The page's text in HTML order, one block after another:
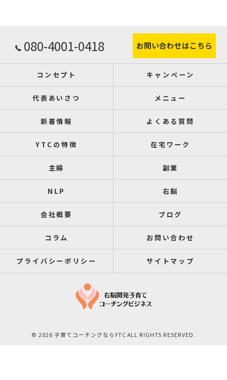
080-4001-0418 お問い合わせはこちら
コンセプト キャンペーン
代表あいさつ メニュー
新着情報 よくある質問
YTCの特徴 在宅ワーク
主婦 副業
NLP 右脳
会社概要 ブログ
コラム お問い合わせ
プライバシーポリシー サイトマップ
© 2026 子育てコーチングならYTC ALL RIGHTS RESERVED.